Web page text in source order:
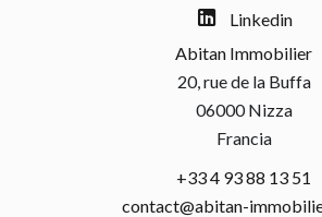
Linkedin
Abitan Immobilier
20, rue de la Buffa
06000Nizza
Francia
+33 4 93 88 13 51
contact@abitan-